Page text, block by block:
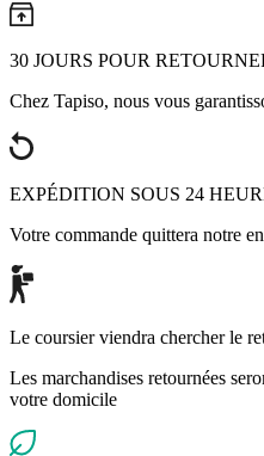
30 JOURS POUR
Chez Tapiso, nous vous
EXPÉDITION SOUS 24
Votre commande quittera notre
Le coursier viendra chercher le
Les marchandises retournées
votre domicile